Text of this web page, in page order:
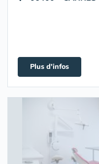
Plus d'infos